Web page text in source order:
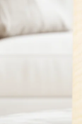
+49
Montag -
Samstag -